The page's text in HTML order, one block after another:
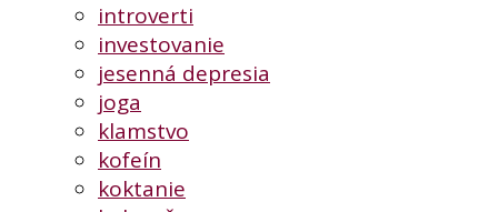
introverti
investovanie
jesenná depresia
joga
klamstvo
kofeín
koktanie